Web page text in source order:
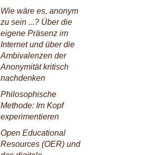
Wie wäre es, anonym
zu sein ...? Über die
eigene Präsenz im
Internet und über die
Ambivalenzen der
Anonymität kritisch
nachdenken
Philosophische
Methode: Im Kopf
experimentieren
Open Educational
Resources (OER) und